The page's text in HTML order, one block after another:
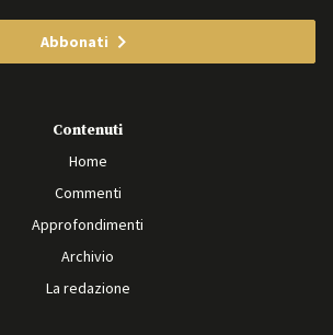
Abbonati
Contenuti
Home
Commenti
Approfondimenti
Archivio
La redazione